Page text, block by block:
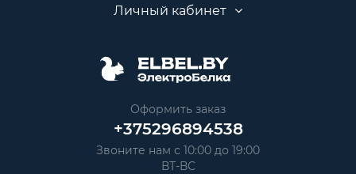
Личный кабинет
Оформить заказ
+375296894538
Звоните нам с 10:00 до 19:00
ВТ-ВС